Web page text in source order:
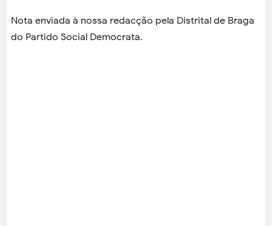
Nota enviada à nossa redacção pela Distrital de Braga
do Partido Social Democrata.